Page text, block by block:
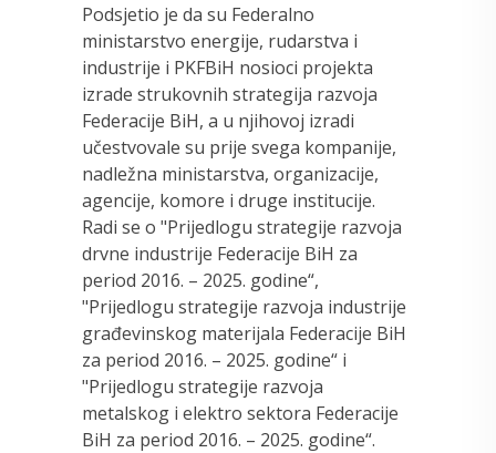
Podsjetio je da su Federalno
ministarstvo energije, rudarstva i
industrije i PKFBiH nosioci projekta
izrade strukovnih strategija razvoja
Federacije BiH, a u njihovoj izradi
učestvovale su prije svega kompanije,
nadležna ministarstva, organizacije,
agencije, komore i druge institucije.
Radi se o "Prijedlogu strategije razvoja
drvne industrije Federacije BiH za
period 2016. – 2025. godine“,
"Prijedlogu strategije razvoja industrije
građevinskog materijala Federacije BiH
za period 2016. – 2025. godine“ i
"Prijedlogu strategije razvoja
metalskog i elektro sektora Federacije
BiH za period 2016. – 2025. godine“.